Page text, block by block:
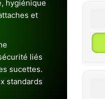
hygiénique
et
liés
sucettes.
standards